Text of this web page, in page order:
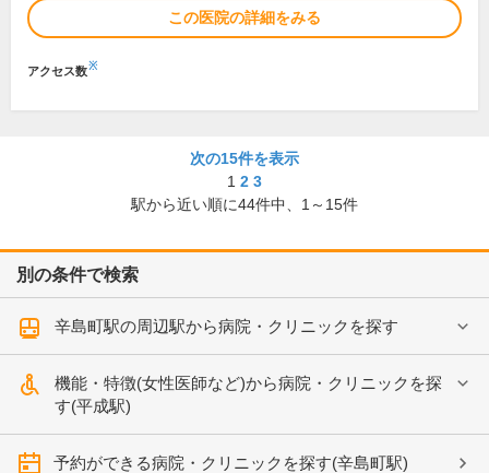
この医院の詳細をみる
アクセス数※
次の15件を表示
1 2 3
駅から近い順に44件中、 1～15件
別の条件で検索
辛島町駅の周辺駅から病院・クリニックを探す
機能・特徴(女性医師など)から病院・クリニックを探
す(平成駅)
予約ができる病院・クリニックを探す(辛島町駅)